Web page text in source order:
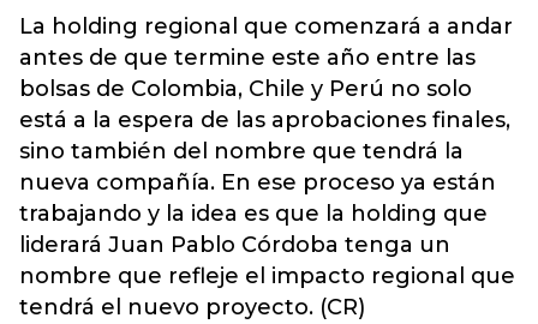
La holding regional que comenzará a andar
antes de que termine este año entre las
bolsas de Colombia, Chile y Perú no solo
está a la espera de las aprobaciones finales,
sino también del nombre que tendrá la
nueva compañía. En ese proceso ya están
trabajando y la idea es que la holding que
liderará Juan Pablo Córdoba tenga un
nombre que refleje el impacto regional que
tendrá el nuevo proyecto. (CR)